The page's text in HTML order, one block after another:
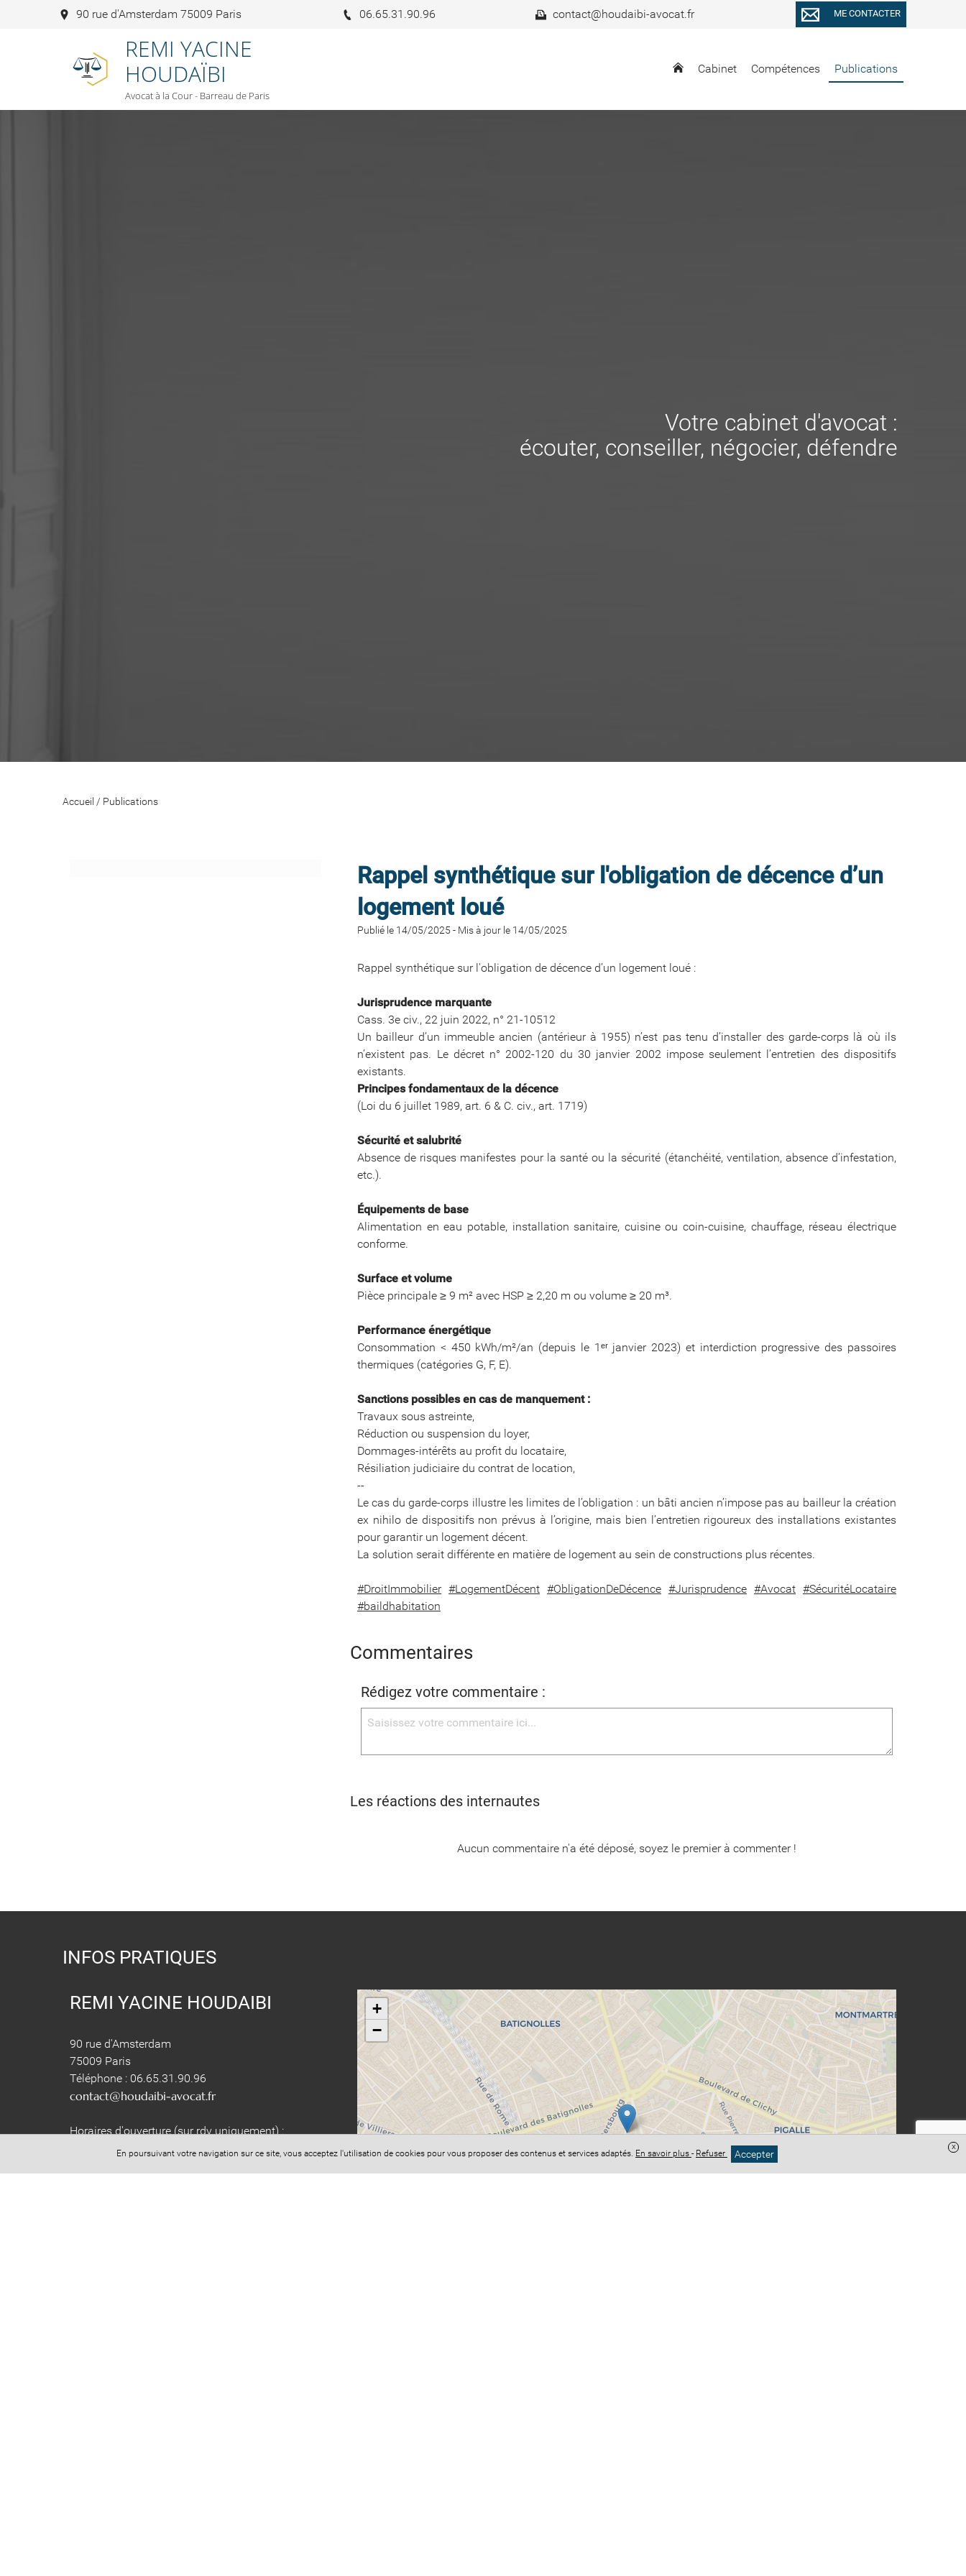
REMI YACINE
HOUDAÏBI
Avocat à la Cour - Barreau de Paris
Cabinet Compétences Publications
90 rue d'Amsterdam 75009 Paris 06.65.31.90.96 contact@houdaibi-avocat.fr ME CONTACTER
Votre cabinet d'avocat :
écouter, conseiller, négocier, défendre
Accueil / Publications
Rappel synthétique sur l'obligation de décence d’un
logement loué
Publié le 14/05/2025 - Mis à jour le 14/05/2025
Rappel synthétique sur l'obligation de décence d’un logement loué :
Jurisprudence marquante
Cass. 3e civ., 22 juin 2022, n° 21-10512
Un bailleur d’un immeuble ancien (antérieur à 1955) n’est pas tenu d’installer des garde-corps là où ils
n’existent pas. Le décret n° 2002-120 du 30 janvier 2002 impose seulement l’entretien des dispositifs
existants.
Principes fondamentaux de la décence
(Loi du 6 juillet 1989, art. 6 & C. civ., art. 1719)
Sécurité et salubrité
Absence de risques manifestes pour la santé ou la sécurité (étanchéité, ventilation, absence d’infestation,
etc.).
Équipements de base
Alimentation en eau potable, installation sanitaire, cuisine ou coin-cuisine, chauffage, réseau électrique
conforme.
Surface et volume
Pièce principale ≥ 9 m² avec HSP ≥ 2,20 m ou volume ≥ 20 m³.
Performance énergétique
Consommation < 450 kWh/m²/an (depuis le 1ᵉʳ janvier 2023) et interdiction progressive des passoires
thermiques (catégories G, F, E).
Sanctions possibles en cas de manquement :
Travaux sous astreinte,
Réduction ou suspension du loyer,
Dommages-intérêts au profit du locataire,
Résiliation judiciaire du contrat de location,
--
Le cas du garde-corps illustre les limites de l’obligation : un bâti ancien n’impose pas au bailleur la création
ex nihilo de dispositifs non prévus à l’origine, mais bien l’entretien rigoureux des installations existantes
pour garantir un logement décent.
La solution serait différente en matière de logement au sein de constructions plus récentes.
#DroitImmobilier #LogementDécent #ObligationDeDécence #Jurisprudence #Avocat #SécuritéLocataire
#baildhabitation
Commentaires
Rédigez votre commentaire :
Les réactions des internautes
Aucun commentaire n'a été déposé, soyez le premier à commenter !
INFOS PRATIQUES
REMI YACINE HOUDAIBI
90 rue d'Amsterdam
75009 Paris
Téléphone : 06.65.31.90.96
contact@houdaibi-avocat.fr
Horaires d'ouverture (sur rdv uniquement) :
Lundi au Vendredi : 9h-12h 14h-19h30
+
−
En poursuivant votre navigation sur ce site, vous acceptez l'utilisation de cookies pour vous proposer des contenus et services adaptés. En savoir plus - Refuser Accepter
x